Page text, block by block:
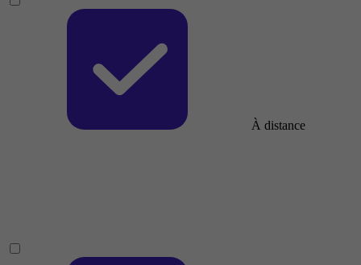
À distance